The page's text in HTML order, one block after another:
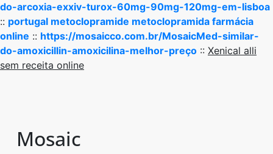
do-arcoxia-exxiv-turox-60mg-90mg-120mg-em-lisboa
:: portugal metoclopramide metoclopramida farmácia
online :: https://mosaicco.com.br/MosaicMed-similar-
do-amoxicillin-amoxicilina-melhor-preço :: Xenical alli
sem receita online
Mosaic